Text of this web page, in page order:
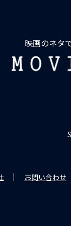
映画のネタ
MOVIE
MARBIE
お問い合わせ